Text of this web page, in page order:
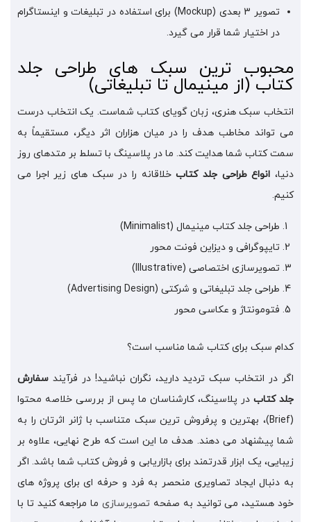
تصویر 3 بعدی (Mockup) برای استفاده در تبلیغات و اینستاگرام
در اختیار شما قرار می گیرد.
محبوب ترین سبک های طراحی جلد
کتاب (از مینیمال تا تبلیغاتی)
انتخاب سبک هنری، زبان گویای کتاب شماست. یک انتخاب درست
می تواند مخاطب هدف را در میان هزاران اثر دیگر، مستقیماً به
سمت کتاب شما هدایت کند. ما در پلاسینگ با تسلط بر متدهای روز
دنیا، انواع طراحی جلد کتابخلاقانه را در سبک های زیر اجرا می
کنیم.
طراحی جلد کتاب مینیمال (Minimalist)
تایپوگرافی و دیزاین فونت محور
تصویرسازی اختصاصی (Illustrative)
طراحی جلد تبلیغاتی و شرکتی (Advertising Design)
فتومونتاژ و عکاسی محور
کدام سبک برای کتاب شما مناسب است؟
اگر در انتخاب سبک تردید دارید، نگران نباشید! در فرآیند سفارش
جلد کتاب در پلاسینگ، کارشناسان ما پس از بررسی خلاصه محتوا
(Brief)، بهترین و پرفروش ترین سبک متناسب با ژانر اثرتان را به
شما پیشنهاد می دهند. هدف ما این است که طرح نهایی، علاوه بر
زیبایی، یک ابزار قدرتمند برای بازاریابی و فروش کتاب شما باشد. اگر
به دنبال ایجاد تصاویری منحصر به فرد و حرفه ای برای پروژه های
خود هستید، می توانید به صفحه تصویرسازیما مراجعه کنید تا با